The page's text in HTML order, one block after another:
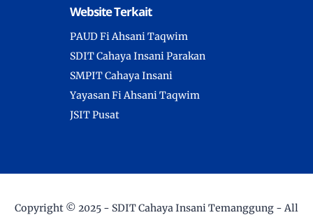
Website Terkait
PAUD Fi Ahsani Taqwim
SDIT Cahaya Insani Parakan
SMPIT Cahaya Insani
Yayasan Fi Ahsani Taqwim
JSIT Pusat
Copyright © 2025 - SDIT Cahaya Insani Temanggung - All